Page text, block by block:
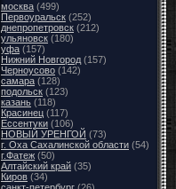
москва (499)
Первоуральск (252)
днепропетровск (212)
ульяновск (180)
уфа (157)
Нижний Новгород (157)
Черноусово (142)
самара (128)
подольск (123)
казань (118)
Красинец (117)
Ессентуки (106)
НОВЫЙ УРЕНГОЙ (73)
г. Оха Сахалинской области (54)
г.Фатеж (50)
Алтайский край (35)
Киров (34)